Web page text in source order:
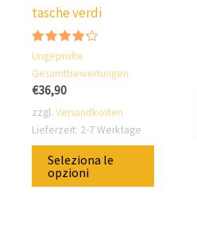
tasche verdi
Valutato
4.00
su 5
Ungeprüfte
Gesamtbewertungen
€36,90
zzgl.Versandkosten
Lieferzeit: 2-7 Werktage
Seleziona le
opzioni
Questo